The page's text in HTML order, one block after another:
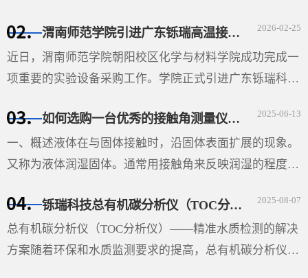
技有限公司（以下简称“铄瑞科技”）自动倾斜接触角测···
2026-02-25
渭南师范学院引进广东铄瑞高温接触角测量仪，助力材料表面科学研究
近日，渭南师范学院朝阳校区化学与材料学院成功完成一
项重要的实验设备采购工作。学院正式引进广东铄瑞科技
350SE），并根据高温科研需求特别定制了高温平台。该
设备的···
2025-06-13
如何选购一台优秀的接触角测量仪-铄瑞科技教您选型
一、概述液体在与固体接触时，沿固体表面扩展的现象。
又称为液体润湿固体。通常用接触角来反映润湿的程度。
的切线（如图），两切线通过液体内部所成的夹角θ即称
···
2025-08-07
铄瑞科技总有机碳分析仪（TOC分析仪）——精准水质检测的解决方案
总有机碳分析仪（TOC分析仪）——精准水质检测的解决
方案随着环保和水质监测要求的提高，总有机碳分析仪